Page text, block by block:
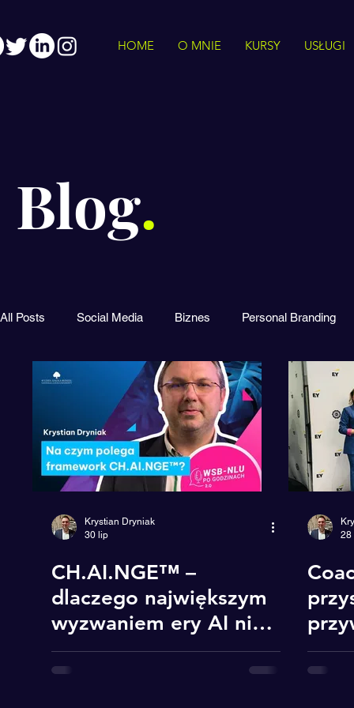
HOME O MNIE KURSY USŁUGI
Blog.
All Posts Social Media Biznes Personal Branding
AI LinkedIn Reklama Mindset
Krystian Dryniak
30 lip
CH.AI.NGE™ –
dlaczego największym
wyzwaniem ery AI nie
jest technologia, lecz
człowiek, Podcast
28